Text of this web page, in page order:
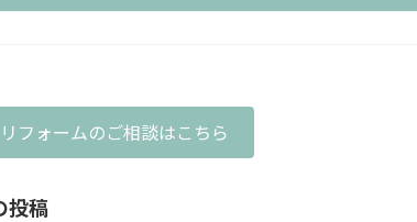
リフォームのご相談はこちら
投稿